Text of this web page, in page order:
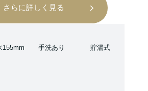
さらに詳しく見る
155mm 手洗あり 貯湯式